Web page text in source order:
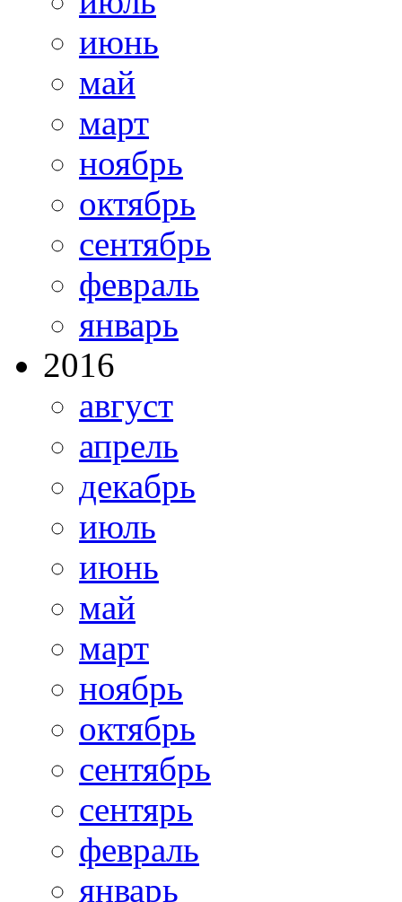
июнь
май
март
ноябрь
октябрь
сентябрь
февраль
январь
2016
август
апрель
декабрь
июль
июнь
май
март
ноябрь
октябрь
сентябрь
сентярь
февраль
январь